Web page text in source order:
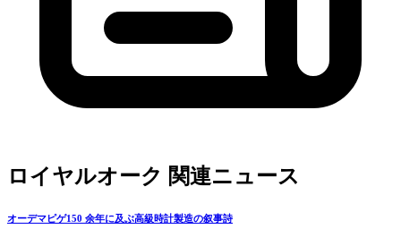
ロイヤルオーク 関連ニュース
オーデマピゲ150 余年に及ぶ高級時計製造の叙事詩